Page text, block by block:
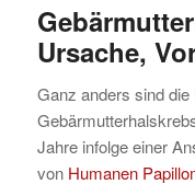
Ursache,
Ganz anders sind die
Jahre infolge einer
von Humanen